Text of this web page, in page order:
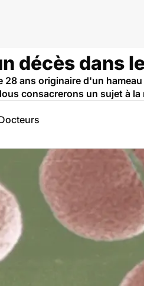
décès dans
28 ans originaire d'un
consacrerons un sujet à